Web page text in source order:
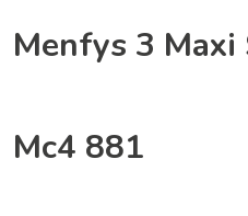
Menfys 3 Maxi
Mc4 881